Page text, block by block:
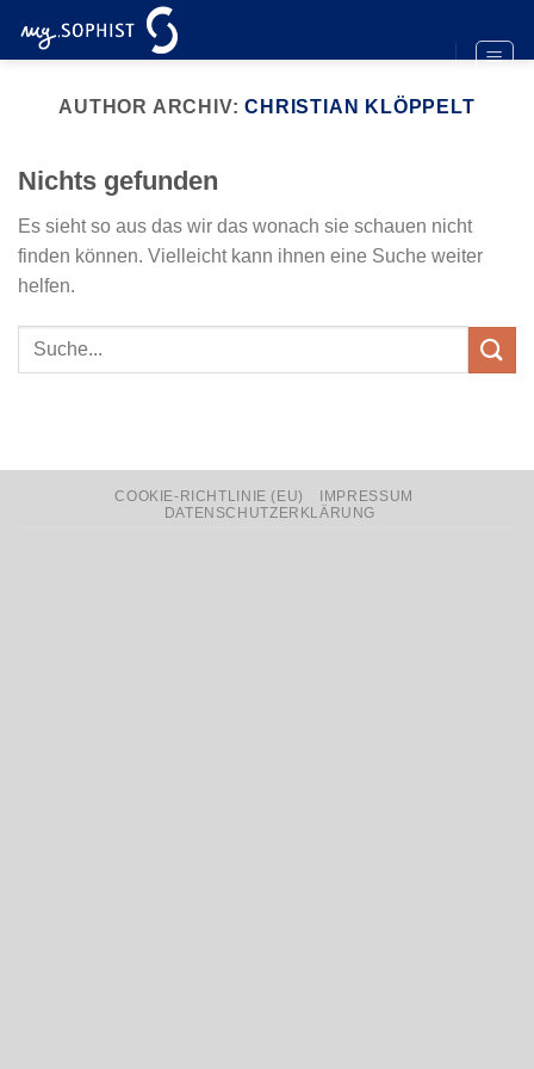
Inhalt
AUTHOR ARCHIV:CHRISTIAN KLÖPPELT
Nichts gefunden
Es sieht so aus das wir das wonach sie schauen nicht
finden können. Vielleicht kann ihnen eine Suche weiter
helfen.
COOKIE-RICHTLINIE (EU)
IMPRESSUM
DATENSCHUTZERKLÄRUNG